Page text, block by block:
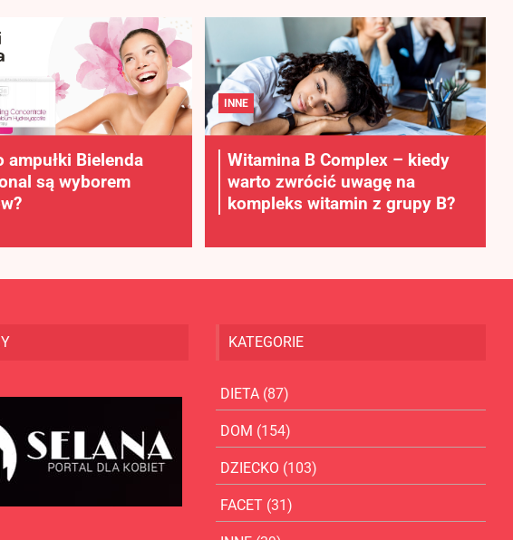
ampułki Bielenda
są wyborem
INNE
Witamina B Complex – kiedy
warto zwrócić uwagę na
kompleks witamin z grupy B?
KATEGORIE
DIETA(87)
DOM (154)
DZIECKO (103)
FACET(31)